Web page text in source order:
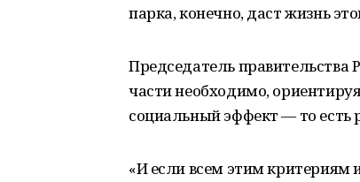
парка, конечно, даст жизнь
Председатель правительства
части необходимо,
социальный эффект — то есть
«И если всем этим критериям